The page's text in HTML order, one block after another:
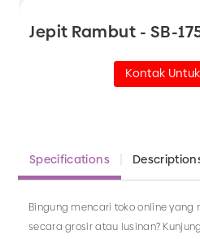
Jepit Rambut - SB-
Kontak
Specifications
Bingung mencari toko online yang
secara grosir atau lusinan?